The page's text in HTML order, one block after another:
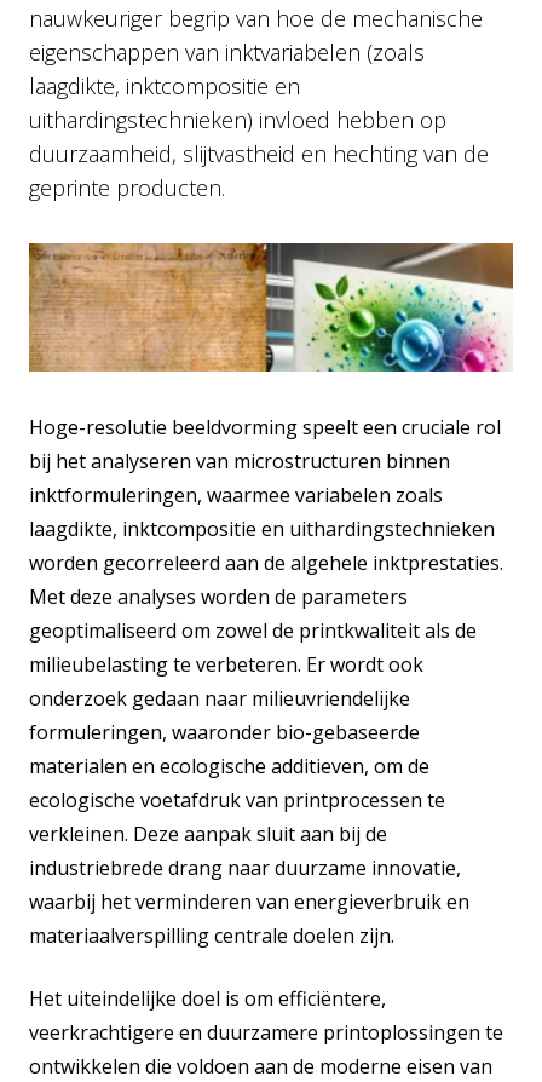
nauwkeuriger begrip van hoe de mechanische
eigenschappen van inktvariabelen (zoals
laagdikte, inktcompositie en
uithardingstechnieken) invloed hebben op
duurzaamheid, slijtvastheid en hechting van de
geprinte producten.
Hoge-resolutie beeldvorming speelt een cruciale rol
bij het analyseren van microstructuren binnen
inktformuleringen, waarmee variabelen zoals
laagdikte, inktcompositie en uithardingstechnieken
worden gecorreleerd aan de algehele inktprestaties.
Met deze analyses worden de parameters
geoptimaliseerd om zowel de printkwaliteit als de
milieubelasting te verbeteren. Er wordt ook
onderzoek gedaan naar milieuvriendelijke
formuleringen, waaronder bio-gebaseerde
materialen en ecologische additieven, om de
ecologische voetafdruk van printprocessen te
verkleinen. Deze aanpak sluit aan bij de
industriebrede drang naar duurzame innovatie,
waarbij het verminderen van energieverbruik en
materiaalverspilling centrale doelen zijn.
Het uiteindelijke doel is om efficiëntere,
veerkrachtigere en duurzamere printoplossingen te
ontwikkelen die voldoen aan de moderne eisen van